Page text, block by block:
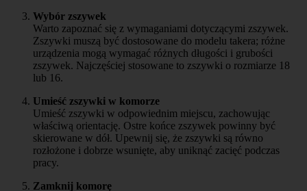
Wybór zszywek
Warto zapoznać się z wymaganiami dotyczącymi zszywek.
Zszywki muszą być dostosowane do modelu takera; różne
urządzenia mogą wymagać różnych długości i grubości
zszywek. Najczęściej stosowane to zszywki o rozmiarze 18
lub 16.
Umieść zszywki w komorze
Umieść zszywki w odpowiednim miejscu, zachowując
właściwą orientację. Ostre końce zszywek powinny być
skierowane w dół. Upewnij się, że zszywki są równo
rozłożone i dobrze wsunięte, aby uniknąć zacięć podczas
pracy.
Zamknij komorę